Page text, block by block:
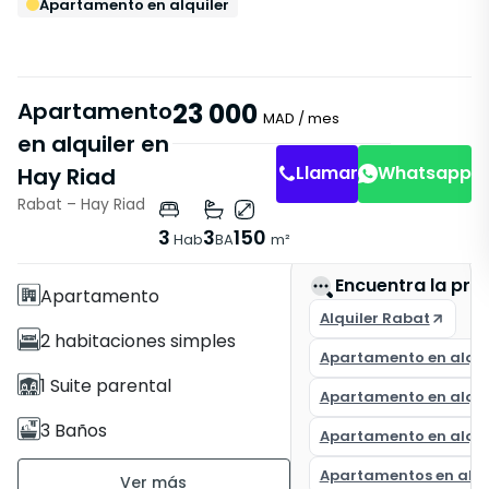
Apartamento en alquiler
Apartamento
en alquiler en
Hay Riad
23 000 MAD / mes
Rabat – Hay Riad
3 Hab3BA150 m²
Llamar Whatsapp
Características
Con Ascensor
Apartamento
2 habitaciones simples
1 Suite parental
3 Baños
Encuentra la
Alquiler Rabat
Apartamento en
Apartamento en
Apartamento en
Apartamentos en